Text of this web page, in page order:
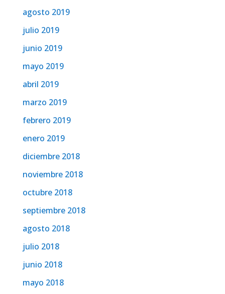
agosto 2019
julio 2019
junio 2019
mayo 2019
abril 2019
marzo 2019
febrero 2019
enero 2019
diciembre 2018
noviembre 2018
octubre 2018
septiembre 2018
agosto 2018
julio 2018
junio 2018
mayo 2018